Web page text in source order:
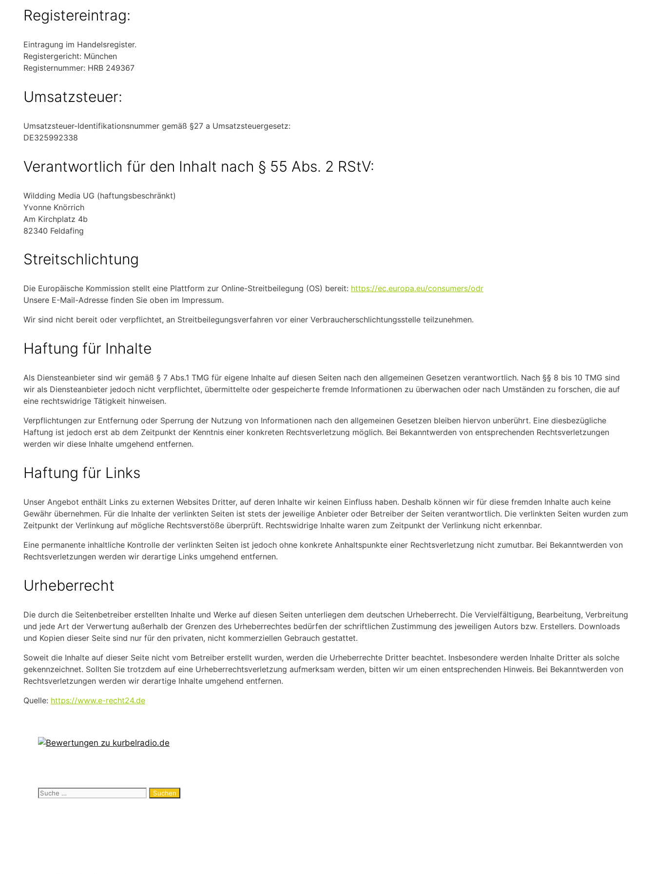
Registereintrag:
Eintragung im Handelsregister.
Registergericht: München
Registernummer: HRB 249367
Umsatzsteuer:
Umsatzsteuer-Identifikationsnummer gemäß §27 a Umsatzsteuergesetz:
DE325992338
Verantwortlich für den Inhalt nach § 55 Abs. 2 RStV:
Wildding Media UG (haftungsbeschränkt)
Yvonne Knörrich
Am Kirchplatz 4b
82340 Feldafing
Streitschlichtung
Die Europäische Kommission stellt eine Plattform zur Online-Streitbeilegung (OS) bereit: https://ec.europa.eu/consumers/odr
Unsere E-Mail-Adresse finden Sie oben im Impressum.
Wir sind nicht bereit oder verpflichtet, an Streitbeilegungsverfahren vor einer Verbraucherschlichtungsstelle teilzunehmen.
Haftung für Inhalte
Als Diensteanbieter sind wir gemäß § 7 Abs.1 TMG für eigene Inhalte auf diesen Seiten nach den allgemeinen Gesetzen verantwortlich. Nach §§ 8 bis 10 TMG sind
wir als Diensteanbieter jedoch nicht verpflichtet, übermittelte oder gespeicherte fremde Informationen zu überwachen oder nach Umständen zu forschen, die auf
eine rechtswidrige Tätigkeit hinweisen.
Verpflichtungen zur Entfernung oder Sperrung der Nutzung von Informationen nach den allgemeinen Gesetzen bleiben hiervon unberührt. Eine diesbezügliche
Haftung ist jedoch erst ab dem Zeitpunkt der Kenntnis einer konkreten Rechtsverletzung möglich. Bei Bekanntwerden von entsprechenden Rechtsverletzungen
werden wir diese Inhalte umgehend entfernen.
Haftung für Links
Unser Angebot enthält Links zu externen Websites Dritter, auf deren Inhalte wir keinen Einfluss haben. Deshalb können wir für diese fremden Inhalte auch keine
Gewähr übernehmen. Für die Inhalte der verlinkten Seiten ist stets der jeweilige Anbieter oder Betreiber der Seiten verantwortlich. Die verlinkten Seiten wurden zum
Zeitpunkt der Verlinkung auf mögliche Rechtsverstöße überprüft. Rechtswidrige Inhalte waren zum Zeitpunkt der Verlinkung nicht erkennbar.
Eine permanente inhaltliche Kontrolle der verlinkten Seiten ist jedoch ohne konkrete Anhaltspunkte einer Rechtsverletzung nicht zumutbar. Bei Bekanntwerden von
Rechtsverletzungen werden wir derartige Links umgehend entfernen.
Urheberrecht
Die durch die Seitenbetreiber erstellten Inhalte und Werke auf diesen Seiten unterliegen dem deutschen Urheberrecht. Die Vervielfältigung, Bearbeitung, Verbreitung
und jede Art der Verwertung außerhalb der Grenzen des Urheberrechtes bedürfen der schriftlichen Zustimmung des jeweiligen Autors bzw. Erstellers. Downloads
und Kopien dieser Seite sind nur für den privaten, nicht kommerziellen Gebrauch gestattet.
Soweit die Inhalte auf dieser Seite nicht vom Betreiber erstellt wurden, werden die Urheberrechte Dritter beachtet. Insbesondere werden Inhalte Dritter als solche
gekennzeichnet. Sollten Sie trotzdem auf eine Urheberrechtsverletzung aufmerksam werden, bitten wir um einen entsprechenden Hinweis. Bei Bekanntwerden von
Rechtsverletzungen werden wir derartige Inhalte umgehend entfernen.
Quelle: https://www.e-recht24.de
Suche